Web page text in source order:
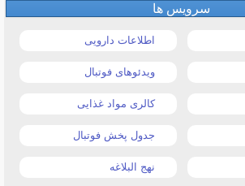
سرویس ها
اطلاعات دارویی
ویدئوهای فوتبال
کالری مواد غذایی
جدول پخش فوتبال
نهج البلاغه